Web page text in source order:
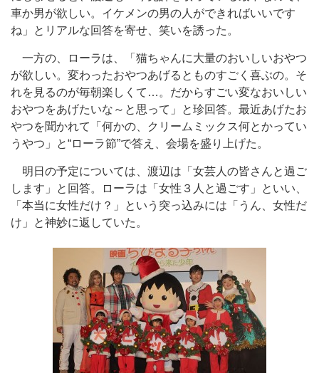
車か男が欲しい。イケメンの男の人ができればいいです
ね」とリアルな回答を寄せ、笑いを誘った。
一方の、ローラは、「猫ちゃんに大量のおいしいおやつ
が欲しい。変わったおやつあげるとものすごく喜ぶの。そ
れを見るのが毎朝楽しくて…。だからすごい変なおいしい
おやつをあげたいな～と思って」と珍回答。最近あげたお
やつを聞かれて「何かの、クリームミックス何とかってい
うやつ」と“ローラ節”で答え、会場を盛り上げた。
明日の予定については、渡辺は「女芸人の皆さんと過ご
します」と回答。ローラは「女性３人と過ごす」といい、
「本当に女性だけ？」という突っ込みには「うん、女性だ
け」と神妙に返していた。